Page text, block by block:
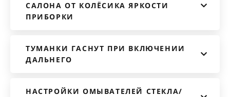
САЛОНА ОТ КОЛЁСИКА ЯРКОСТИ
ПРИБОРКИ
ТУМАНКИ ГАСНУТ ПРИ ВКЛЮЧЕНИИ
ДАЛЬНЕГО
НАСТРОЙКИ ОМЫВАТЕЛЕЙ СТЕКЛА/